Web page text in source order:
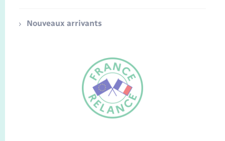
FR
Nouveaux arrivants